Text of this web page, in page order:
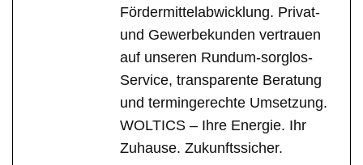
Fördermittelabwicklung. Privat-
und Gewerbekunden vertrauen
auf unseren Rundum-sorglos-
Service, transparente Beratung
und termingerechte Umsetzung.
WOLTICS – Ihre Energie. Ihr
Zuhause. Zukunftssicher.